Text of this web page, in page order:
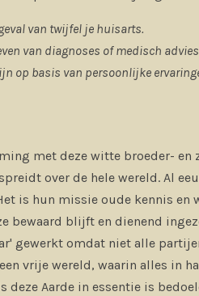
van twijfel je huisarts.
van diagnoses of medisch
op basis van persoonlijke
met deze witte broeder- en
over de hele wereld. Al
is hun missie oude kennis en
bewaard blijft en dienend
gewerkt omdat niet alle
vrije wereld, waarin alles in
Aarde in essentie is